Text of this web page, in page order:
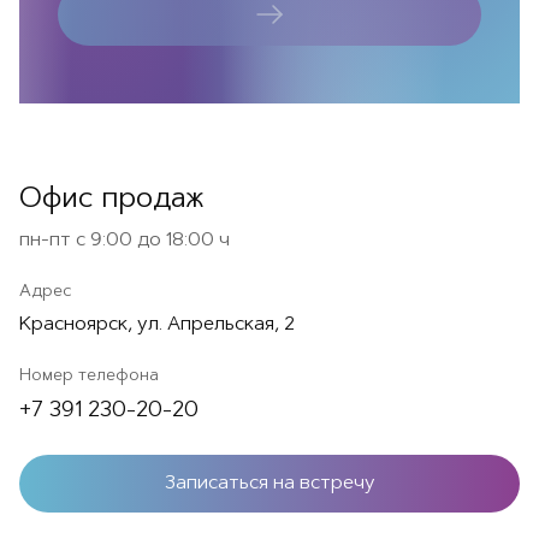
Офис продаж
пн-пт с 9:00 до 18:00 ч
Адрес
Красноярск, ул. Апрельская, 2
Номер телефона
+7 391 230-20-20
Записаться на встречу